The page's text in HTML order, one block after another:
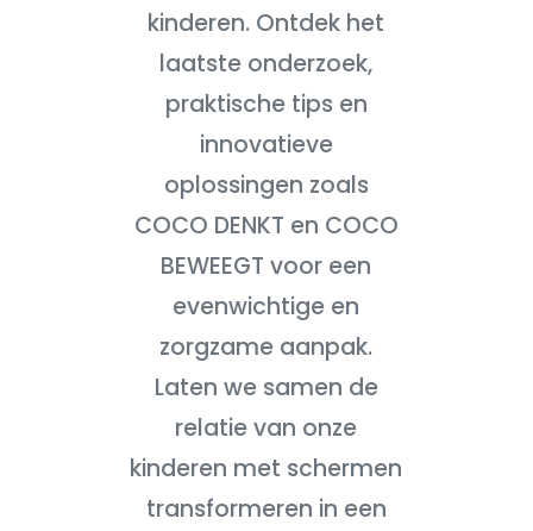
kinderen. Ontdek het
laatste onderzoek,
praktische tips en
innovatieve
oplossingen zoals
COCO DENKT en COCO
BEWEEGT voor een
evenwichtige en
zorgzame aanpak.
Laten we samen de
relatie van onze
kinderen met schermen
transformeren in een